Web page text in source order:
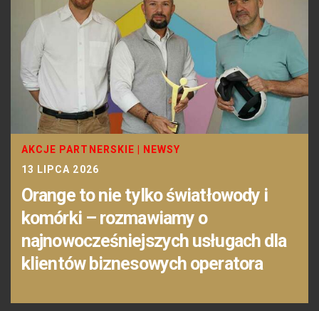
AKCJE PARTNERSKIE
NEWSY
13 LIPCA 2026
Orange to nie tylko światłowody i
komórki – rozmawiamy o
najnowocześniejszych usługach dla
klientów biznesowych operatora